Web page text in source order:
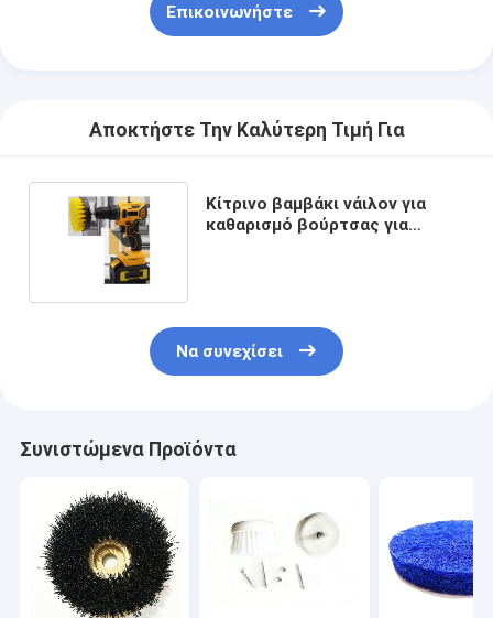
Επικοινωνήστε
Αποκτήστε Την Καλύτερη Τιμή Για
Κίτρινο βαμβάκι νάιλον για
καθαρισμό βούρτσας για
Να συνεχίσει
Συνιστώμενα Προϊόντα